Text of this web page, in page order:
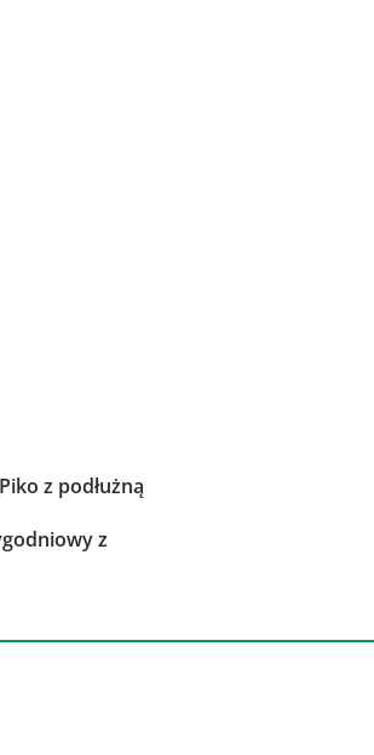
z podłużną
z